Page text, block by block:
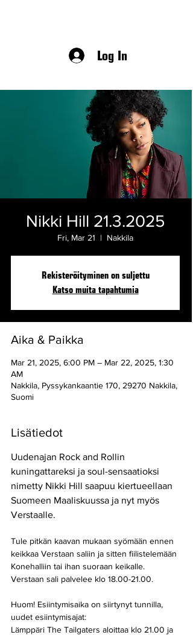
Log In
Nikki Hill 21.3.2025
Fri, Mar 21
  |
Nakkila
Rekisteröityminen on suljettu
Katso muita tapahtumia
Aika & Paikka
Mar 21, 2025, 6:00 PM – Mar 22, 2025, 1:30
AM
Nakkila, Pyssykankaantie 170, 29270 Nakkila,
Suomi
Lisätiedot
Uudenajan Rock and Rollin
kuningattareksi ja soul-sensaatioksi
nimetty Nikki Hill saapuu kiertueellaan
Suomeen Maaliskuussa ja nyt myös
Verstaalle.
Tule pitkän kaavan mukaan syömään ennen
keikkaa Verstaan saliin ja sitten fiilistelemään
Konehalliin tai ihan suoraan keikalle.
Verstaan sali palvelee klo 18.00-21.00.
Huom! Esiintymisaika on siirtynyt tunnilla,
uudet esiintymisajat:
Lämppäri The Tailgaters aloittaa klo 21.00 ja